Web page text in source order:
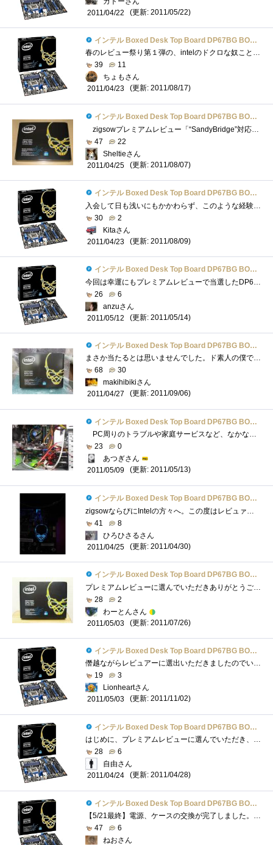
2011/04/22
(更新: 2011/05/22)
インテル Boxed Desk Top Board DP67BG BOXDP67BGB3
春のレビュー祭り第１弾の、intelのドクロな奴こと、BOXDP67BGB3です。チップセットのリビジョンがB3にあがったことを受けて、型番も末尾にB3が追加...
39
11
ちょもさん
2011/04/23
(更新: 2011/08/17)
インテル Boxed Desk Top Board DP67BG BOXDP67BGB3
zigsowプレミアムレビュー「“SandyBridge”対応インテルデスクトップ・ボードロクナナ！トリオレビュー」にて「IntelBOXDP67BG」を提供していただき�...
47
22
Sheltieさん
2011/04/25
(更新: 2011/08/07)
インテル Boxed Desk Top Board DP67BG BOXDP67BGB3
入会して日も浅いにもかかわらず、このような経験をさせて頂き本当にありがとうございました。5/2 レビューのまとめを記載させて頂きます。�...
30
2
Kitaさん
2011/04/23
(更新: 2011/08/09)
インテル Boxed Desk Top Board DP67BG BOXDP67BGB3
今回は幸運にもプレミアムレビューで当選したDP67BGB3のレビューを行いたい。■パッケージ同梱されるものは、画像下部左から・SLIブリッジが1つ�...
26
6
anzuさん
2011/05/12
(更新: 2011/05/14)
インテル Boxed Desk Top Board DP67BG BOXDP67BGB3
まさか当たるとは思いませんでした。ド素人の僕でいいんですか。。。。。。。。がむばります。。4/22（金） 38.5度の熱で仕事を休んでいたら、...
68
30
makihibikiさん
2011/04/27
(更新: 2011/09/06)
インテル Boxed Desk Top Board DP67BG BOXDP67BGB3
PC周りのトラブルや家庭サービスなど、なかなかレポートをする時間がなく、遅ればせながらのレポートです。 しかし、一番の問題は、このマ...
23
0
あつぎさん
2011/05/09
(更新: 2011/05/13)
インテル Boxed Desk Top Board DP67BG BOXDP67BGB3
zigsowならびにIntelの方々へ。この度はレビュァーに選出して頂きまして、誠に有り難うございます。2600Kを用いて、OCの耐性や各ベンチマーク等を�...
41
8
ひろひさるさん
2011/04/25
(更新: 2011/04/30)
インテル Boxed Desk Top Board DP67BG BOXDP67BGB3
プレミアムレビューに選んでいただきありがとうございます。P55構成のパソコンのパーツを流用しつつ、HDDも流用しても良かったのですがせっか�...
28
2
わーとんさん
2011/05/03
(更新: 2011/07/26)
インテル Boxed Desk Top Board DP67BG BOXDP67BGB3
僭越ながらレビュアーに選出いただきましたのでいろいろ買いそろえてきましたよ。intelご担当者様、zigsow管理者様、ありがとうございます。お陰...
19
3
Lionheartさん
2011/05/03
(更新: 2011/11/02)
インテル Boxed Desk Top Board DP67BG BOXDP67BGB3
はじめに、プレミアムレビューに選んでいただき、有難うございました。Zigsow様、Intel様に感謝申し上げます。M/Bは4/22(金)に届き、その夜は開封だ...
28
6
自由さん
2011/04/24
(更新: 2011/04/28)
インテル Boxed Desk Top Board DP67BG BOXDP67BGB3
【5/21最終】電源、ケースの交換が完了しました。最終的なマシン構成Mother：IntelDP67BGB3 （これですね＾＾；）CPU：IntelCorei72600K （4.2GHzにライトOC...
47
6
ねおさん